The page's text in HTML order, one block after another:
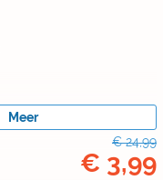
Meer
€ 24,99
€ 3,99